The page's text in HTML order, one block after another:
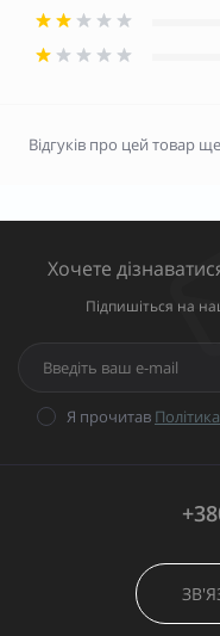
Відгуків про цей товар
Хочете
Підпишіться на
Я прочитав